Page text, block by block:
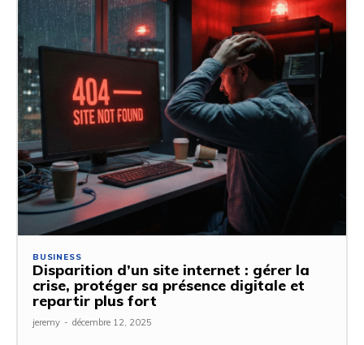
BUSINESS
Disparition d’un site internet : gérer la
crise, protéger sa présence digitale et
repartir plus fort
jeremy - décembre 12, 2025